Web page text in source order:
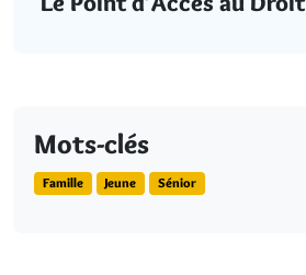
Mots-clés
Famille Jeune Sénior